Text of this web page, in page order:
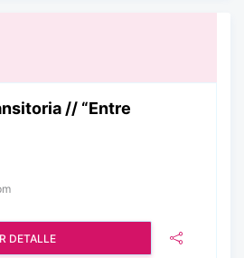
// “Entre
DETALLE